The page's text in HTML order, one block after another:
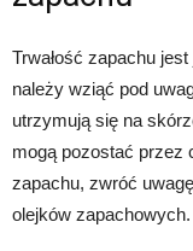
Trwałość zapachu
należy wziąć pod
utrzymują się na
mogą pozostać przez
zapachu, zwróć
olejków zapachowych.